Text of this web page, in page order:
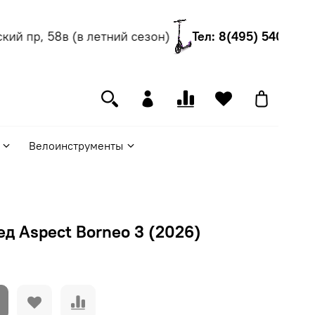
пр, 58в (в летний сезон) Тел: 8(495) 540-55-06
Велоинструменты
Aspect Borneo 3 (2026)